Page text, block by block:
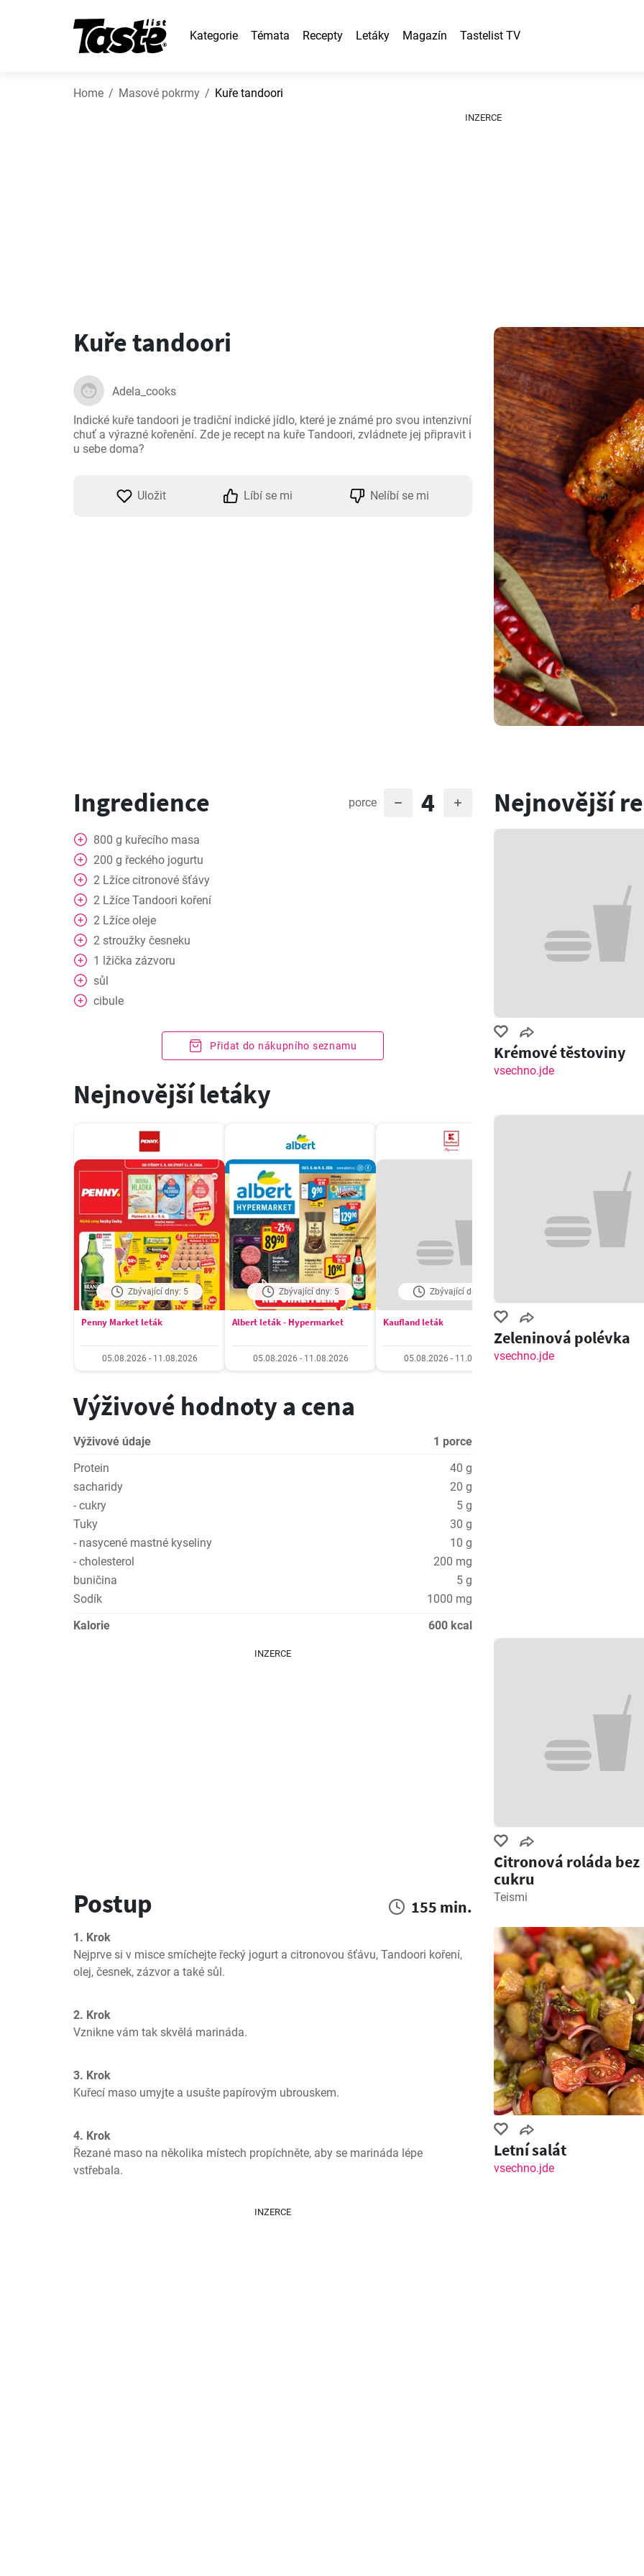
Kategorie Témata Recepty Letáky Magazín Tastelist TV
Home Masové pokrmy Kuře tandoori
INZERCE
Kuře tandoori
Adela_cooks
Indické kuře tandoori je tradiční indické jídlo, které je známé pro svou intenzivní
chuť a výrazné kořenění. Zde je recept na kuře Tandoori, zvládnete jej připravit i
u sebe doma?
Uložit Líbí se mi Nelíbí se mi
Ingredience porce 4
800 g kuřecího masa
200 g řeckého jogurtu
2 Lžíce citronové šťávy
2 Lžíce Tandoori koření
2 Lžíce oleje
2 stroužky česneku
1 lžička zázvoru
sůl
cibule
Přidat do nákupního seznamu
Nejnovější letáky
Zbývající dny: 5
Penny Market leták
05.08.2026 - 11.08.2026
Zbývající dny: 5
Albert leták - Hypermarket
05.08.2026 - 11.08.2026
Zbývající dny: 5
Kaufland leták
05.08.2026 - 11.08.2026
Výživové hodnoty a cena
Výživové údaje
1 porce
Protein
40 g
sacharidy
20 g
- cukry
5 g
Tuky
30 g
- nasycené mastné kyseliny
10 g
- cholesterol
200 mg
buničina
5 g
Sodík
1000 mg
Kalorie
600 kcal
INZERCE
Postup 155 min.
1. Krok
Nejprve si v misce smíchejte řecký jogurt a citronovou šťávu, Tandoori koření,
olej, česnek, zázvor a také sůl.
2. Krok
Vznikne vám tak skvělá marináda.
3. Krok
Kuřecí maso umyjte a usušte papírovým ubrouskem.
4. Krok
Řezané maso na několika místech propíchněte, aby se marináda lépe
vstřebala.
INZERCE
Nejnovější
Krémové těstoviny
vsechno.jde
Zeleninová polévka
vsechno.jde
Citronová roláda bez
cukru
Teismi
Letní salát
vsechno.jde